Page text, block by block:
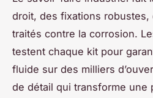
droit, des fixations robustes,
traités contre la corrosion.
testent chaque kit pour
fluide sur des milliers
de détail qui transforme une